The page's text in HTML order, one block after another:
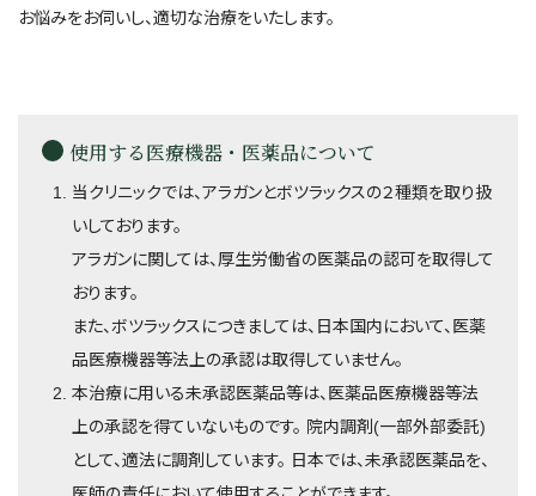
お悩みをお伺いし、適切な治療をいたします。
使用する医療機器・医薬品について
当クリニックでは、アラガンとボツラックスの２種類を取り扱
いしております。
アラガンに関しては、厚生労働省の医薬品の認可を取得して
おります。
また、ボツラックスにつきましては、日本国内において、医薬
品医療機器等法上の承認は取得していません。
本治療に用いる未承認医薬品等は、医薬品医療機器等法
上の承認を得ていないものです。 院内調剤(一部外部委託)
として、適法に調剤しています。 日本では、未承認医薬品を、